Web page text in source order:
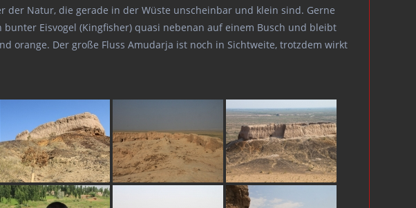
Natur, die gerade in der Wüste unscheinbar und klein sind. Gerne
Eisvogel (Kingfisher) quasi nebenan auf einem Busch und bleibt
orange. Der große Fluss Amudarja ist noch in Sichtweite, trotzdem wirkt